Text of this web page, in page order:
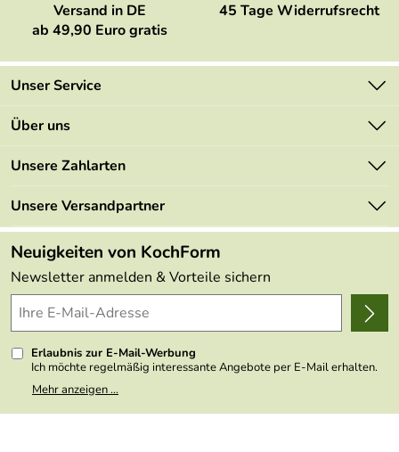
Versand in DE
ab 49,90 Euro gratis
45 Tage Widerrufsrecht
Unser Service
Kontakt
Mehrwertsteuerfrei
Retourenportal
FAQs
Lieferbedingungen
Delivery Terms
Kundenlogin
Über uns
Marken
Angebote
Made in Germany
Themen
Wir über uns
Presse
Unsere Zahlarten
Unsere Versandpartner
Neuigkeiten von KochForm
Newsletter anmelden & Vorteile sichern
Erlaubnis zur E-Mail-Werbung
Ich möchte regelmäßig interessante Angebote per E-Mail erhalten.
Meine E-Mail-Adresse wird nicht an andere Unternehmen
weitergegeben. Zu statistischen Zwecken wird in anonymer Form
Mehr anzeigen ...